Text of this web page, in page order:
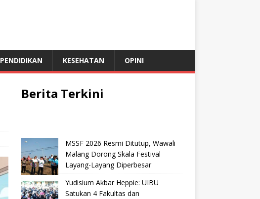
PENDIDIKAN KESEHATAN OPINI
Berita Terkini
MSSF 2026 Resmi Ditutup, Wawali
Malang Dorong Skala Festival
Layang-Layang Diperbesar
Yudisium Akbar Heppie: UIBU
Satukan 4 Fakultas dan